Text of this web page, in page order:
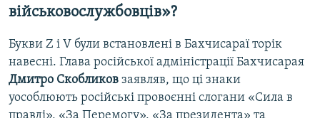
військовослужбовців»?
Букви Z і V були встановлені в Бахчисараї торік
навесні. Глава російської адміністрації Бахчисарая
Дмитро Скобликов заявляв, що ці знаки
уособлюють російські провоєнні слогани «Сила в